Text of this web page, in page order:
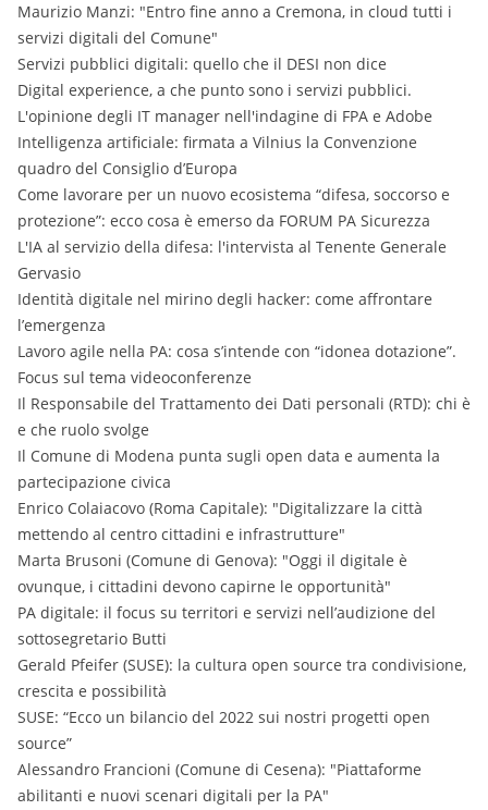
Maurizio Manzi: "Entro fine anno a Cremona, in cloud tutti i
servizi digitali del Comune"
Servizi pubblici digitali: quello che il DESI non dice
Digital experience, a che punto sono i servizi pubblici.
L'opinione degli IT manager nell'indagine di FPA e Adobe
Intelligenza artificiale: firmata a Vilnius la Convenzione
quadro del Consiglio d’Europa
Come lavorare per un nuovo ecosistema “difesa, soccorso e
protezione”: ecco cosa è emerso da FORUM PA Sicurezza
L'IA al servizio della difesa: l'intervista al Tenente Generale
Gervasio
Identità digitale nel mirino degli hacker: come affrontare
l’emergenza
Lavoro agile nella PA: cosa s’intende con “idonea dotazione”.
Focus sul tema videoconferenze
Il Responsabile del Trattamento dei Dati personali (RTD): chi è
e che ruolo svolge
Il Comune di Modena punta sugli open data e aumenta la
partecipazione civica
Enrico Colaiacovo (Roma Capitale): "Digitalizzare la città
mettendo al centro cittadini e infrastrutture"
Marta Brusoni (Comune di Genova): "Oggi il digitale è
ovunque, i cittadini devono capirne le opportunità"
PA digitale: il focus su territori e servizi nell’audizione del
sottosegretario Butti
Gerald Pfeifer (SUSE): la cultura open source tra condivisione,
crescita e possibilità
SUSE: “Ecco un bilancio del 2022 sui nostri progetti open
source”
Alessandro Francioni (Comune di Cesena): "Piattaforme
abilitanti e nuovi scenari digitali per la PA"